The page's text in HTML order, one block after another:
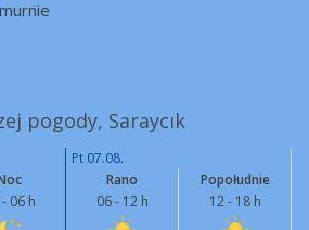
pogody, Saraycık
Pt 07.08.
06 h
Rano
06 - 12 h
Popołudnie
12 - 18 h